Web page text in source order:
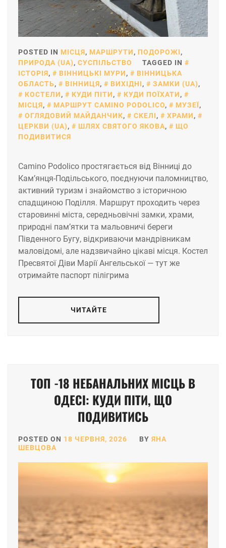
POSTED IN МІСЦЯ, МАРШРУТИ, ПОДОРОЖІ,
ПРИРОДА (UA), СУСПІЛЬСТВО
TAGGED IN
ІСТОРІЯ, ВІННИЦЬКІ МУРИ,
ВІННИЦЬКА
ОБЛАСТЬ, ВІННИЦЯ, ВИХІДНІ, ЗАМКИ (UA),
КОСТЕЛИ, КУДИ ПІТИ, КУДИ ПОЇХАТИ,
МІСЦЯ, МАРШРУТ CAMINO PODOLICO, МУЗЕЇ,
ОГЛЯДОВИЙ МАЙДАНЧИК, СКЕЛІ, ХРАМИ,
ЦЕРКВИ (UA), ШЛЯХ СВЯТОГО ЯКОВА,
ЩО
ПОДИВИТИСЯ
Camino Podolico простягається від Вінниці до
Кам’янця-Подільського, поєднуючи паломництво,
активний туризм і знайомство з історичною
спадщиною Поділля. Маршрут проходить через
старовинні міста, середньовічні замки, храми,
природні пам’ятки та мальовничі береги
Південного Бугу, відкриваючи мандрівникам
маловідомі, але надзвичайно цікаві місця. Костел
Пресвятої Діви Марії Ангельської — тут же
отримайте паспорт пілігрима
ЧИТАЙТЕ
ТОП -18 НЕБАНАЛЬНИХ МІСЦЬ В
ОДЕСІ: КУДИ ПІТИ, ЩО
ПОДИВИТИСЬ
POSTED ON 18 ЧЕРВНЯ, 2026 BY ЯНА
ШЕВЦОВА